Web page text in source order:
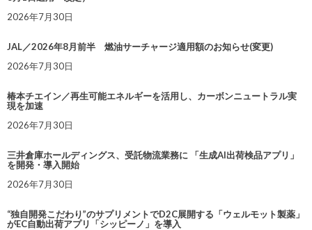
2026年7月30日
JAL／2026年8月前半 燃油サーチャージ適用額のお知らせ(変更)
2026年7月30日
椿本チエイン／再生可能エネルギーを活用し、カーボンニュートラル実
現を加速
2026年7月30日
三井倉庫ホールディングス、受託物流業務に 「生成AI出荷検品アプリ」
を開発・導入開始
2026年7月30日
“独自開発こだわり”のサプリメントでD2C展開する「ウェルモット製薬」
がEC自動出荷アプリ「シッピーノ」を導入